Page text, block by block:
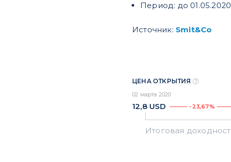
Период: до 01.05.2020
Источник: Smit&Co
ЦЕНА ОТКРЫТИЯ
02 марта 2020
12,8 USD -23,67%